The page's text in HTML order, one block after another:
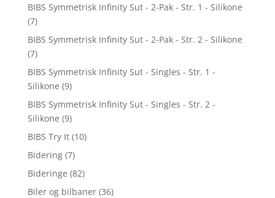
BIBS Symmetrisk Infinity Sut - 2-Pak - Str. 1 - Silikone
(7)
BIBS Symmetrisk Infinity Sut - 2-Pak - Str. 2 - Silikone
(7)
BIBS Symmetrisk Infinity Sut - Singles - Str. 1 -
Silikone (9)
BIBS Symmetrisk Infinity Sut - Singles - Str. 2 -
Silikone (9)
BIBS Try It (10)
Bidering (7)
Bideringe (82)
Biler og bilbaner (36)